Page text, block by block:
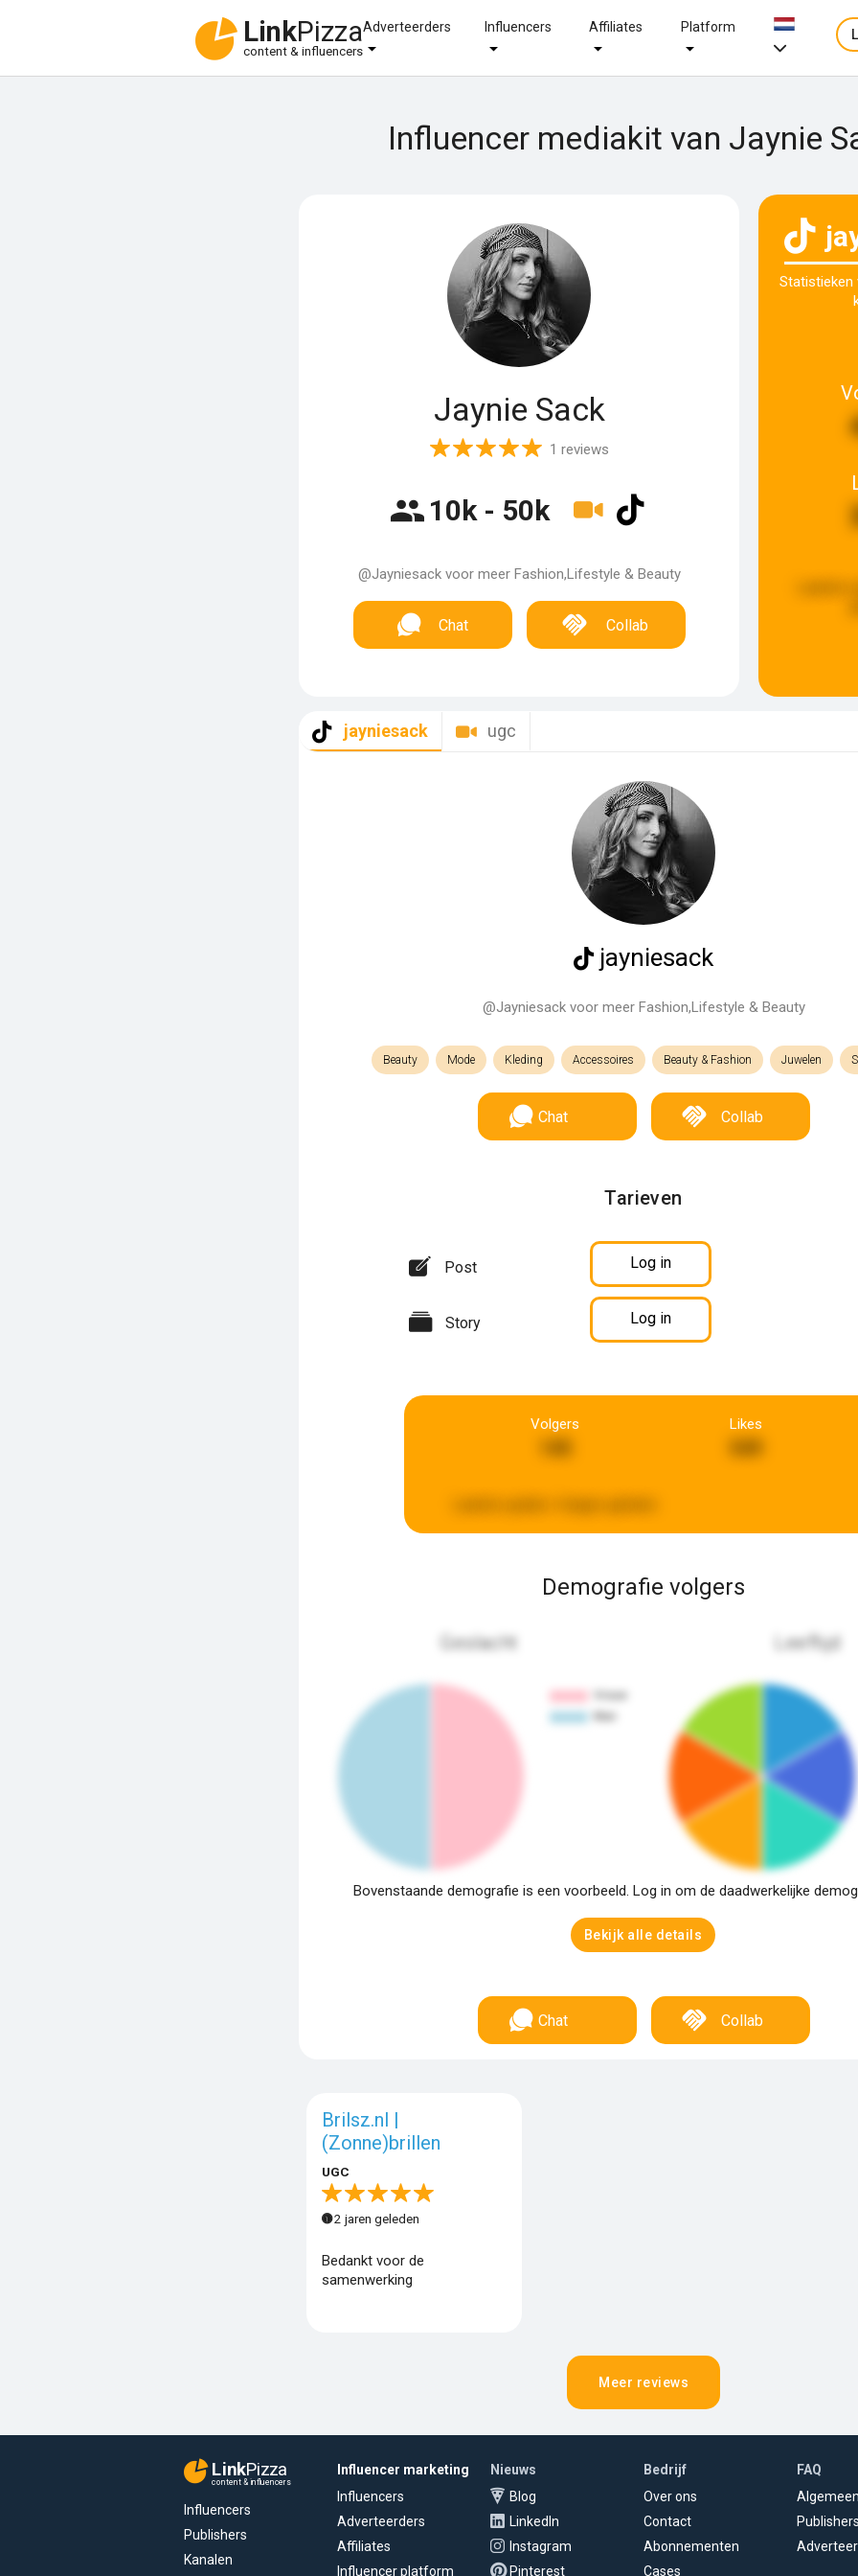
LinkPizza
content & influencers
Adverteerders Influencers Affiliates Platform
Influencer mediakit van Jaynie
Jaynie Sack
1 reviews
10k - 50k
@Jayniesack voor meer Fashion,Lifestyle & Beauty
Chat Collab
jayniesack ugc
jayniesack
@Jayniesack voor meer Fashion,Lifestyle & Beauty
Beauty Mode Kleding Accessoires Beauty & Fashion Juwelen
Chat Collab
Tarieven
Post Log in
Story Log in
Volgers Likes
Demografie volgers
Geslacht Leeftijd
Bovenstaande demografie is een voorbeeld. Log in om de daadwerkelijke
Bekijk alle details
Chat Collab
Brilsz.nl |
(Zonne)brillen
UGC
2 jaren geleden
Bedankt voor de
samenwerking
Meer reviews
LinkPizza
content & influencers
Influencers
Publishers
Kanalen
Influencer marketing
Influencers
Adverteerders
Affiliates
Influencer platform
Nieuws
Blog
LinkedIn
Instagram
Pinterest
Bedrijf
Over ons
Contact
Abonnementen
Cases
FAQ
Algemeen
Publishers